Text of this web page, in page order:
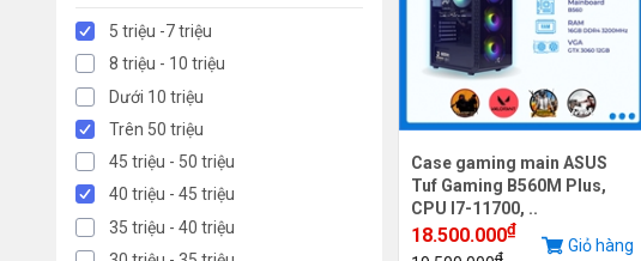
5 triệu -7 triệu
8 triệu - 10 triệu
Dưới 10 triệu
Trên 50 triệu
45 triệu - 50 triệu
40 triệu - 45 triệu
35 triệu - 40 triệu
Case gaming main ASUS
Tuf Gaming B560M Plus,
CPU I7-11700, ..
18.500.000₫
₫
Giỏ hàng